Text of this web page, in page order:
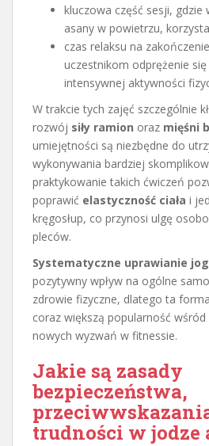
kluczowa część sesji,
asany w powietrzu,
czas relaksu na
uczestnikom odprężenie
intensywnej aktywności
W trakcie tych zajęć szczególnie
rozwój siły ramion oraz mięśni
umiejętności są niezbędne do
wykonywania bardziej
praktykowanie takich ćwiczeń
poprawić elastyczność ciała i
kręgosłup, co przynosi ulgę
pleców.
Systematyczne uprawianie
pozytywny wpływ na ogólne
zdrowie fizyczne, dlatego ta
coraz większą popularność
nowych wyzwań w fitnessie.
Jakie są zasady
bezpieczeństwa,
trudności w jodze